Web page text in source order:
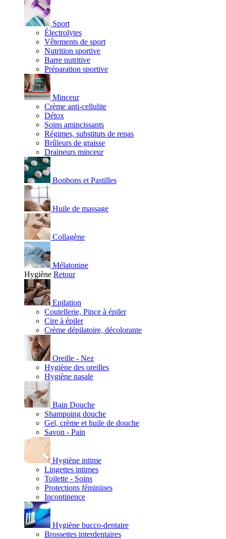
Sport
Électrolytes
Vêtements de sport
Nutrition sportive
Barre nutritive
Préparation sportive
Minceur
Crème anti-cellulite
Détox
Soins amincissants
Régimes, substituts de repas
Brûleurs de graisse
Draineurs minceur
Bonbons et Pastilles
Huile de massage
Collagène
Mélatonine
Hygiène Retour
Epilation
Coutellerie, Pince à épiler
Cire à épiler
Crème dépilatoire, décolorante
Oreille - Nez
Hygiène des oreilles
Hygiène nasale
Bain Douche
Shampoing douche
Gel, crème et huile de douche
Savon - Pain
Hygiène intime
Lingettes intimes
Toilette - Soins
Protections féminines
Incontinence
Hygiène bucco-dentaire
Brossettes interdentaires